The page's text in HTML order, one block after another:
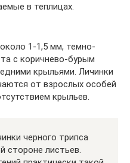
в теплицах.
1-1,5 мм, темно-
с коричнево-бурым
крыльями. Личинки
от взрослых особей
крыльев.
черного трипса
стороне листьев.